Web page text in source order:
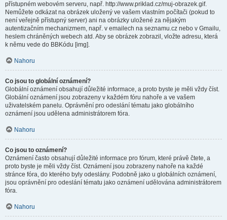
přístupném webovém serveru, např. http://www.priklad.cz/muj-obrazek.gif.
Nemůžete odkázat na obrázek uložený ve vašem vlastním počítači (pokud to
není veřejně přístupný server) ani na obrázky uložené za nějakým
autentizačním mechanizmem, např. v emailech na seznamu.cz nebo v Gmailu,
heslem chráněných webech atd. Aby se obrázek zobrazil, vložte adresu, která
k němu vede do BBKódu [img].
Nahoru
Co jsou to globální oznámení?
Globální oznámení obsahují důležité informace, a proto byste je měli vždy číst.
Globální oznámení jsou zobrazeny v každém fóru nahoře a ve vašem
uživatelském panelu. Oprávnění pro odeslání tématu jako globálního
oznámení jsou udělena administrátorem fóra.
Nahoru
Co jsou to oznámení?
Oznámení často obsahují důležité informace pro fórum, které právě čtete, a
proto byste je měli vždy číst. Oznámení jsou zobrazeny nahoře na každé
stránce fóra, do kterého byly odeslány. Podobně jako u globálních oznámení,
jsou oprávnění pro odeslání tématu jako oznámení udělována administrátorem
fóra.
Nahoru